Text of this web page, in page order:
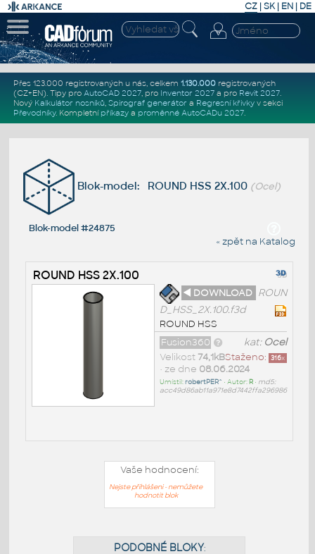
CZ | SK| EN | DE
Přes 123.000 registrovaných u nás, celkem 1.130.000registrovaných
(CZ+EN). Tipy pro AutoCAD 2027, pro Inventor 2027a pro Revit 2027.
Nový Kalkulátor nosníků, Spirograf generátor a Regresní křivkyv sekci
Převodníky. Kompletní příkazya proměnné AutoCADu 2027.
Blok-model: ROUND HSS 2X.100 (Ocel)
Blok-model #24875
« zpět na Katalog
ROUND HSS 2X.100
◄ DOWNLOAD ROUN
D_HSS_2X.100.f3d
ROUND HSS
kat: Ocel
Fusion360
Staženo: 316x
Velikost 74,1kB
• ze dne 08.06.2024
Umístil:robertPER^ • Autor: R• md5:
acc49d86ab11a971e8d7442ffa296986
Vaše hodnocení:
Nejste přihlášeni - nemůžete
hodnotit blok